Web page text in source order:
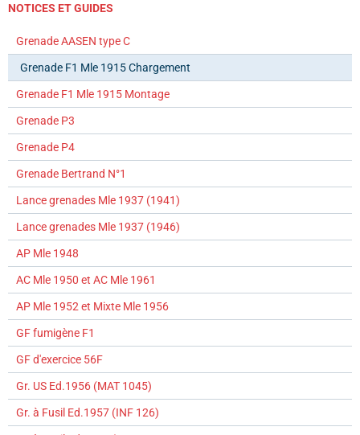
NOTICES ET GUIDES
Grenade AASEN type C
Grenade F1 Mle 1915 Chargement
Grenade F1 Mle 1915 Montage
Grenade P3
Grenade P4
Grenade Bertrand N°1
Lance grenades Mle 1937 (1941)
Lance grenades Mle 1937 (1946)
AP Mle 1948
AC Mle 1950 et AC Mle 1961
AP Mle 1952 et Mixte Mle 1956
GF fumigène F1
GF d'exercice 56F
Gr. US Ed.1956 (MAT 1045)
Gr. à Fusil Ed.1957 (INF 126)